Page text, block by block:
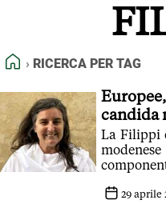
NORMATIVE
TERMINI e
HOME
RICERCA PER TAG
candida
La Filippi
29 aprile